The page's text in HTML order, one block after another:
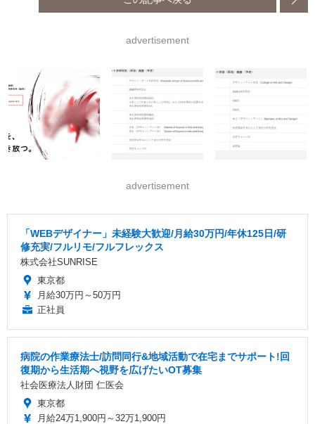
advertisement
advertisement
「WEBデザイナー」未経験大歓迎/月給30万円/年休125日/研
修充実/フルリモ/フルフレックス
株式会社SUNRISE
東京都
月給30万円～50万円
正社員
病院の作業療法士/訪問同行&地域活動で在宅までサポート!回
復期から生活期へ視野を広げたいOT募集
社会医療法人財団 仁医会
東京都
月給24万1,900円～32万1,900円